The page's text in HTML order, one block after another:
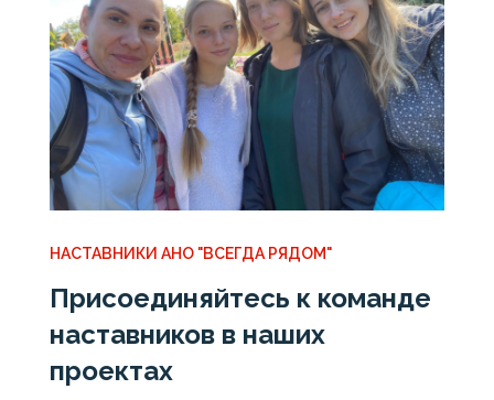
НАСТАВНИКИ АНО "ВСЕГДА РЯДОМ"
Присоединяйтесь к команде
наставников в наших
проектах